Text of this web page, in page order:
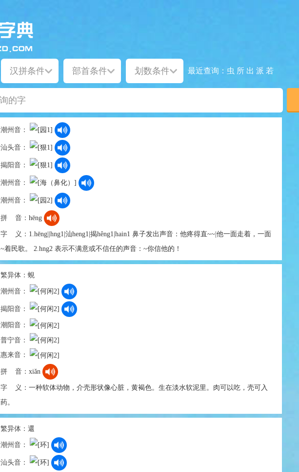
最近查询： 虫 所 出 派 若
潮州音：
汕头音：
揭阳音：
潮州音：
潮州音：
拼 音： hēng
字 义： 1.hēng||hng1|汕heng1|揭hêng1|hain1 鼻子发出声音：他疼得直~~|他一面走着，一面
~着民歌。 2.hng2 表示不满意或不信任的声音：~你信他的！
繁异体： 蜆
潮州音：
揭阳音：
潮阳音：
普宁音：
惠来音：
拼 音： xiǎn
字 义： 一种软体动物，介壳形状像心脏，黄褐色。生在淡水软泥里。肉可以吃，壳可入
药。
繁异体： 還
潮州音：
汕头音：